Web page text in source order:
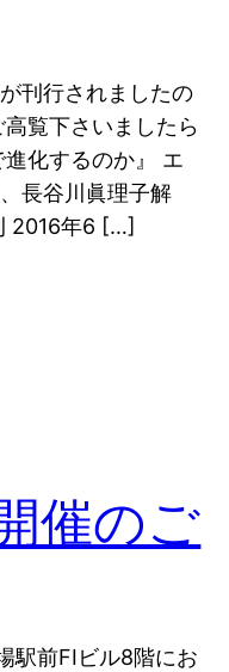
刊行されましたの
覧下さいましたら
化するのか』 エ
長谷川眞理子解
2016年6 […]
催のご
駅前FIビル8階にお